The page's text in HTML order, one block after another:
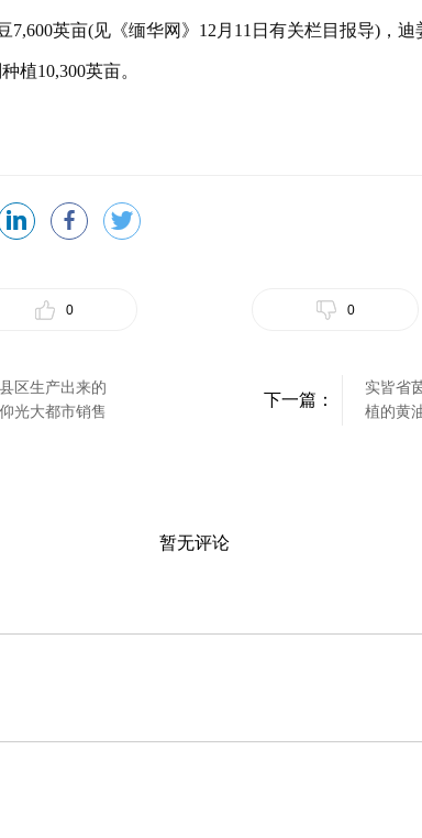
7,600英亩(见《缅华网》12月11日有关栏目报导)，迪
植10,300英亩。
0 0
区生产出来的
光大都市销售
下一篇：
实皆省
植的黄
暂无评论